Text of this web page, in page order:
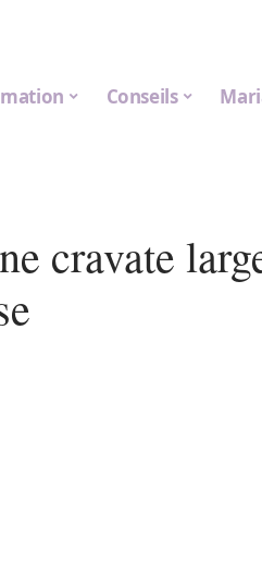
Conseils
cravate